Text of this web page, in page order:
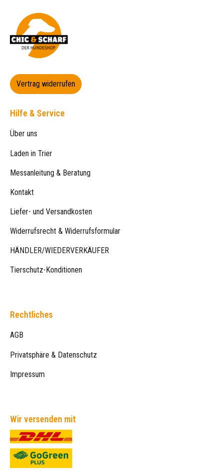
Vertrag widerrufen
Hilfe & Service
Über uns
Laden in Trier
Messanleitung & Beratung
Kontakt
Liefer- und Versandkosten
Widerrufsrecht & Widerrufsformular
HÄNDLER/WIEDERVERKÄUFER
Tierschutz-Konditionen
Rechtliches
AGB
Privatsphäre & Datenschutz
Impressum
Wir versenden mit